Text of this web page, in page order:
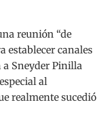
reunión “de
establecer canales
Sneyder Pinilla
al
realmente sucedió